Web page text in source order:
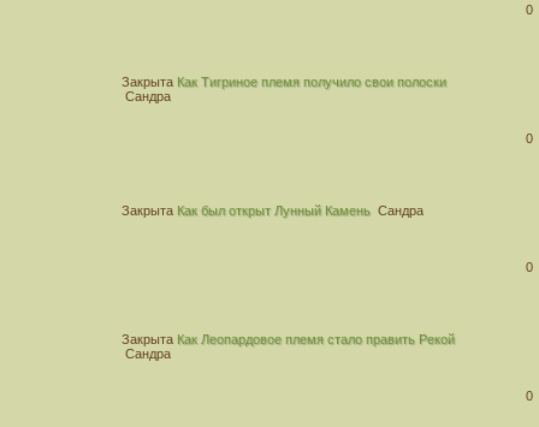
0
Закрыта Как Тигриное племя получило свои полоски
Сандра
0
Закрыта Как был открыт Лунный Камень Сандра
0
Закрыта Как Леопардовое племя стало править Рекой
Сандра
0